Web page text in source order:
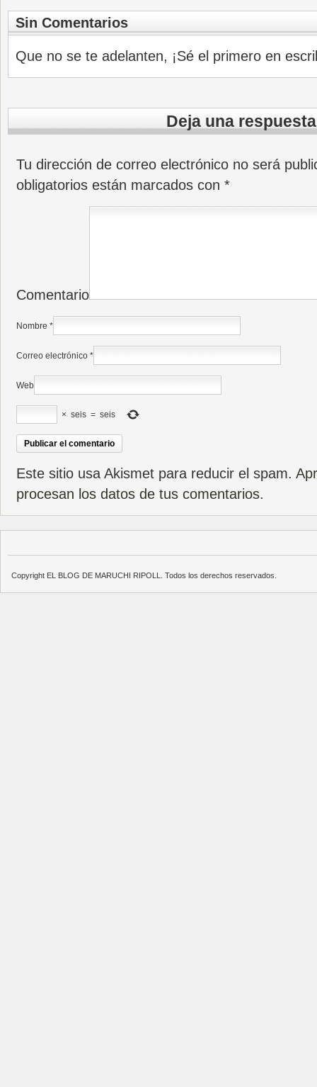
Sin Comentarios
Que no se te adelanten, ¡Sé el primero en
Deja una respuesta
Tu dirección de correo electrónico no será
obligatorios están marcados con *
Comentario
Nombre *
Correo electrónico *
Web
× seis = seis
Este sitio usa Akismet para reducir el spam.
procesan los datos de tus comentarios.
Copyright EL BLOG DE MARUCHI RIPOLL. Todos los derechos reservados.